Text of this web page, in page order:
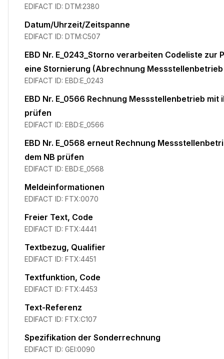
EDIFACT ID: DTM:2380
Datum/Uhrzeit/Zeitspanne
EDIFACT ID: DTM:C507
EBD Nr. E_0243_Storno verarbeiten Codeliste
eine Stornierung (Abrechnung
EDIFACT ID: EBD:E_0243
EBD Nr. E_0566 Rechnung Messstellenbetrieb mit
prüfen
EDIFACT ID: EBD:E_0566
EBD Nr. E_0568 erneut Rechnung
dem NB prüfen
EDIFACT ID: EBD:E_0568
Meldeinformationen
EDIFACT ID: FTX:0070
Freier Text, Code
EDIFACT ID: FTX:4441
Textbezug, Qualifier
EDIFACT ID: FTX:4451
Textfunktion, Code
EDIFACT ID: FTX:4453
Text-Referenz
EDIFACT ID: FTX:C107
Spezifikation der Sonderrechnung
EDIFACT ID: GEI:0090